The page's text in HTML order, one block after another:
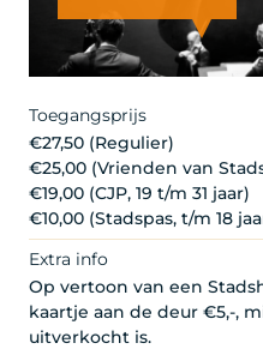
Toegangsprijs
€27,50 (Regulier)
€25,00 (Vrienden van
€19,00 (CJP, 19 t/m 31 jaar)
€10,00 (Stadspas, t/m 18
Extra info
Op vertoon van een
kaartje aan de deur €5,-,
uitverkocht is.